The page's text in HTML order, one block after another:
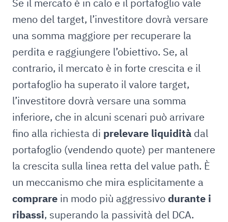
Se il mercato è in calo e il portafoglio vale
meno del target, l’investitore dovrà versare
una somma maggiore per recuperare la
perdita e raggiungere l’obiettivo. Se, al
contrario, il mercato è in forte crescita e il
portafoglio ha superato il valore target,
l’investitore dovrà versare una somma
inferiore, che in alcuni scenari può arrivare
fino alla richiesta di prelevare liquidità dal
portafoglio (vendendo quote) per mantenere
la crescita sulla linea retta del value path. È
un meccanismo che mira esplicitamente a
comprare in modo più aggressivo durante i
ribassi, superando la passività del DCA.